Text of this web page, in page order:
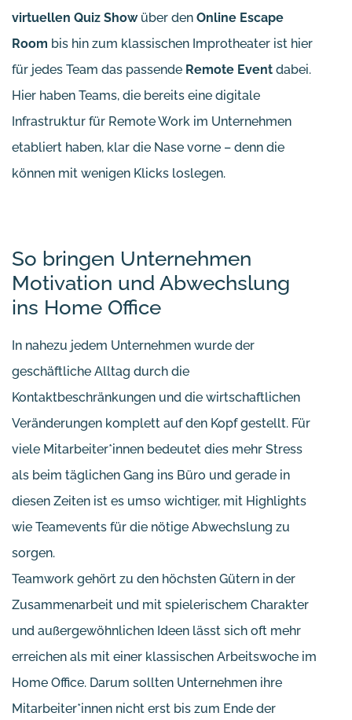
virtuellen Quiz Showüber den Online Escape
Room bis hin zum klassischen Improtheater ist hier
für jedes Team das passende Remote Event dabei.
Hier haben Teams, die bereits eine digitale
Infrastruktur für Remote Work im Unternehmen
etabliert haben, klar die Nase vorne – denn die
können mit wenigen Klicks loslegen.
So bringen Unternehmen
Motivation und Abwechslung
ins Home Office
In nahezu jedem Unternehmen wurde der
geschäftliche Alltag durch die
Kontaktbeschränkungen und die wirtschaftlichen
Veränderungen komplett auf den Kopf gestellt. Für
viele Mitarbeiter*innen bedeutet dies mehr Stress
als beim täglichen Gang ins Büro und gerade in
diesen Zeiten ist es umso wichtiger, mit Highlights
wie Teamevents für die nötige Abwechslung zu
sorgen.
Teamwork gehört zu den höchsten Gütern in der
Zusammenarbeit und mit spielerischem Charakter
und außergewöhnlichen Ideen lässt sich oft mehr
erreichen als mit einer klassischen Arbeitswoche im
Home Office. Darum sollten Unternehmen ihre
Mitarbeiter*innen nicht erst bis zum Ende der